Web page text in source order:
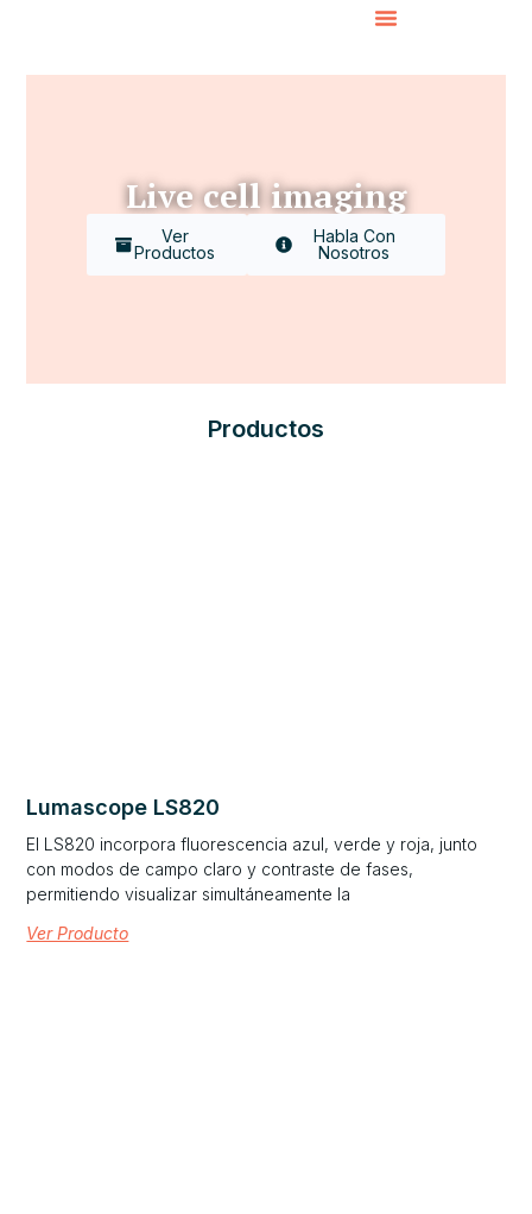
Live cell imaging
Ver
Productos
Habla Con
Nosotros
Productos
Lumascope LS820
El LS820 incorpora fluorescencia azul, verde y roja, junto
con modos de campo claro y contraste de fases,
permitiendo visualizar simultáneamente la
Ver Producto